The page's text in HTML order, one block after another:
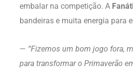
embalar na competição. A
bandeiras e muita energia para
— “Fizemos um bom jogo fora,
para transformar o Primaverão